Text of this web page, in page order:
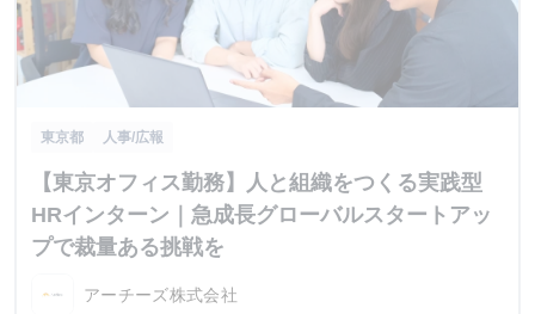
東京都 人事/広報
【東京オフィス勤務】人と組織をつくる実践型
HRインターン｜急成長グローバルスタートアッ
プで裁量ある挑戦を
アーチーズ株式会社